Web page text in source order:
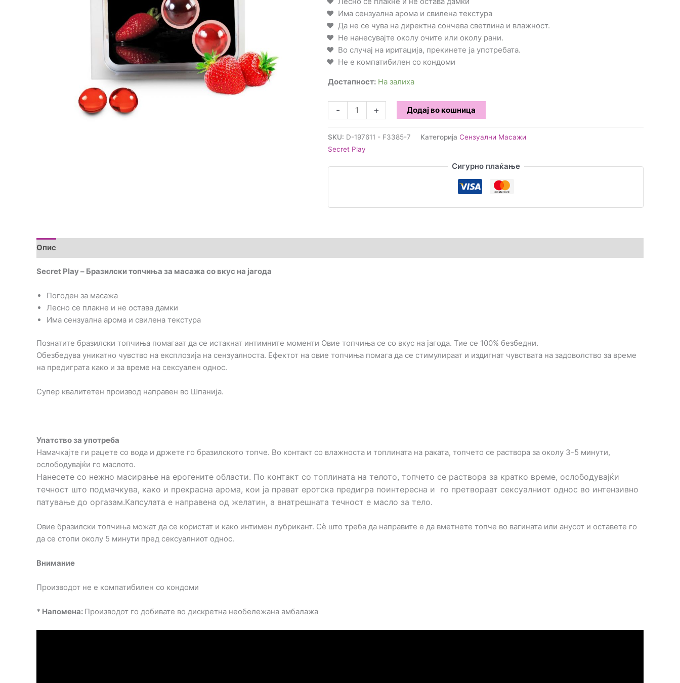
Има сензуална арома и свилена текстура
Да не се чува на директна сончева светлина и влажност.
Не нанесувајте околу очите или околу рани.
Во случај на иритација, прекинете ја употребата.
Не е компатибилен со кондоми
Достапност: На залиха
-
Play
-
Бразилски
топчиња
за
+ Додај во кошница
SKU: D-197611 - F3385-7 Категорија Сензуални Масажи
Secret Play
Сигурно плаќање
Опис
Secret Play – Бразилски топчиња за масажа со вкус на јагода
Погоден за масажа
Лесно се плакне и не остава дамки
Има сензуална арома и свилена текстура
Познатите бразилски топчиња помагаат да се истакнат интимните моменти Овие топчиња се со вкус на јагода. Тие се 100% безбедни.
Обезбедува уникатно чувство на експлозија на сензуалноста. Ефектот на овие топчиња помага да се стимулираат и издигнат чувствата на задоволство за време
на предиграта како и за време на сексуален однос.
Супер квалитетен производ направен во Шпанија.
Упатство за употреба
Намачкајте ги рацете со вода и држете го бразилското топче. Во контакт со влажноста и топлината на раката, топчето се раствора за околу 3-5 минути,
ослободувајќи го маслото.
Нанесете со нежно масирање на ерогените области. По контакт со топлината на телото, топчето се раствора за кратко време, ослободувајќи
течност што подмачкува, како и прекрасна арома, кои ја прават еротска предигра поинтересна и го претвораат сексуалниот однос во интензивно
патување до оргазам.Капсулата е направена од желатин, а внатрешната течност е масло за тело.
Овие бразилски топчиња можат да се користат и како интимен лубрикант. Сè што треба да направите е да вметнете топче во вагината или анусот и оставете го
да се стопи околу 5 минути пред сексуалниот однос.
Внимание
Производот не е компатибилен со кондоми
* Напомена: Производот го добивате во дискретна необележана амбалажа